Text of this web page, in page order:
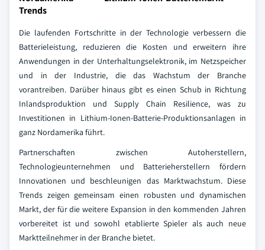
Trends
Die laufenden Fortschritte in der Technologie verbessern die
Batterieleistung, reduzieren die Kosten und erweitern ihre
Anwendungen in der Unterhaltungselektronik, im Netzspeicher
und in der Industrie, die das Wachstum der Branche
vorantreiben. Darüber hinaus gibt es einen Schub in Richtung
Inlandsproduktion und Supply Chain Resilience, was zu
Investitionen in Lithium-Ionen-Batterie-Produktionsanlagen in
ganz Nordamerika führt.
Partnerschaften zwischen Autoherstellern,
Technologieunternehmen und Batterieherstellern fördern
Innovationen und beschleunigen das Marktwachstum. Diese
Trends zeigen gemeinsam einen robusten und dynamischen
Markt, der für die weitere Expansion in den kommenden Jahren
vorbereitet ist und sowohl etablierte Spieler als auch neue
Marktteilnehmer in der Branche bietet.